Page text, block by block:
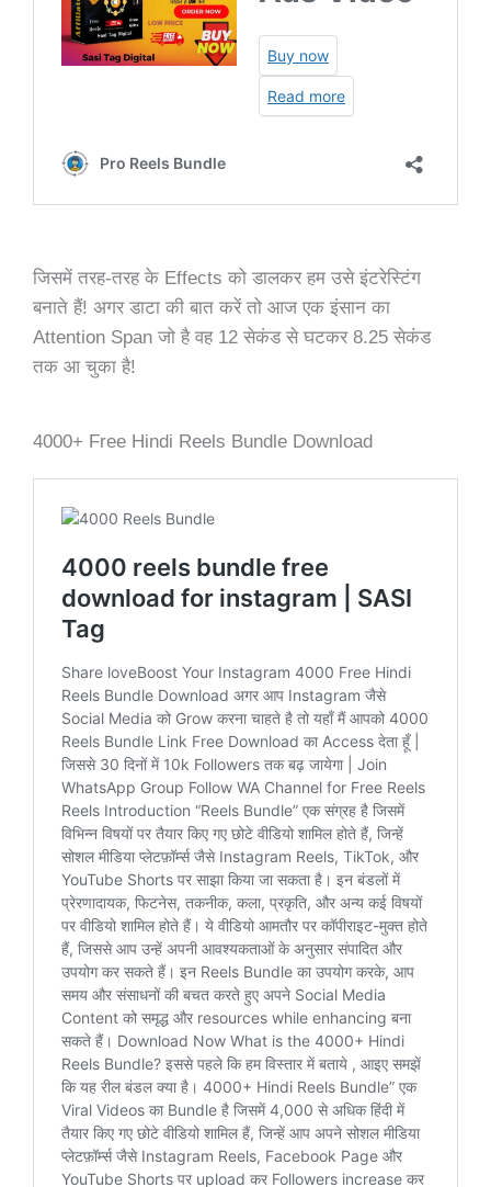
जिसमें तरह-तरह के Effects को डालकर हम उसे इंटरेस्टिंग
बनाते हैं! अगर डाटा की बात करें तो आज एक इंसान का
Attention Span जो है वह 12 सेकंड से घटकर 8.25 सेकंड
तक आ चुका है!
4000+ Free Hindi Reels Bundle Download